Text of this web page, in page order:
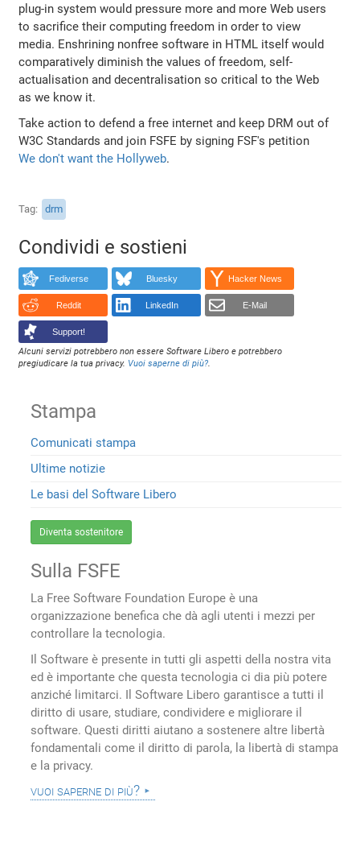
plug-in system would pressure more and more Web users
to sacrifice their computing freedom in order to view
media. Enshrining nonfree software in HTML itself would
comparatively diminish the values of freedom, self-
actualisation and decentralisation so critical to the Web
as we know it.
Take action to defend a free internet and keep DRM out of
W3C Standards and join FSFE by signing FSF's petition
We don't want the Hollyweb.
Tag drm
Condividi e sostieni
Fediverse Bluesky Hacker News
Reddit LinkedIn E-Mail
Support!
Alcuni servizi potrebbero non essere Software Libero e potrebbero
pregiudicare la tua privacy. Vuoi saperne di più?.
Stampa
Comunicati stampa
Ultime notizie
Le basi del Software Libero
Diventa sostenitore
Sulla FSFE
La Free Software Foundation Europe è una
organizzazione benefica che dà agli utenti i mezzi per
controllare la tecnologia.
Il Software è presente in tutti gli aspetti della nostra vita
ed è importante che questa tecnologia ci dia più potere
anziché limitarci. Il Software Libero garantisce a tutti il
diritto di usare, studiare, condividere e migliorare il
software. Questi diritti aiutano a sostenere altre libertà
fondamentali come il diritto di parola, la libertà di stampa
e la privacy.
vuoi saperne di più?